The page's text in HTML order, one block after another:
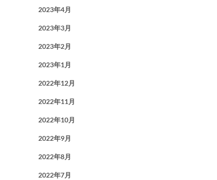
2023年4月
2023年3月
2023年2月
2023年1月
2022年12月
2022年11月
2022年10月
2022年9月
2022年8月
2022年7月